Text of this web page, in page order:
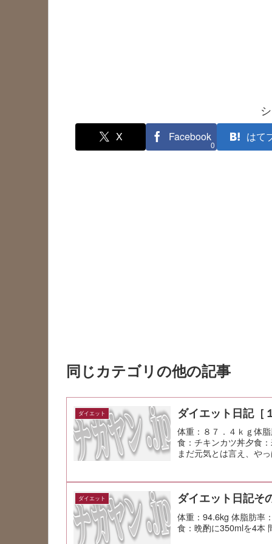
X Facebook
0
はて
同じカテゴリの他の記事
ダイエット ダイエット日記［
体重：８７．４ｋｇ体
食：チキンカツ丼夕食
まだ元気とは言え、や
ダイエット ダイエット日記そ
体重：94.6kg 体脂肪率
食：晩酌に350mlを4本